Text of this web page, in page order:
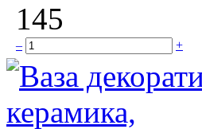
145
– +